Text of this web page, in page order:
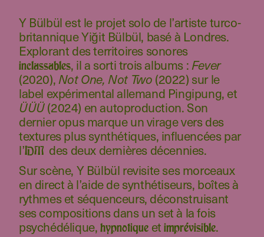
Y Bülbül est le projet solo de l’artiste turco-
britannique Yiğit Bülbül, basé à Londres.
Explorant des territoires sonores
inclassables, il a sorti trois albums :Fever
(2020),Not One, Not Two (2022) sur le
label expérimental allemand Pingipung, et
ÜÜÜ(2024) en autoproduction. Son
dernier opus marque un virage vers des
textures plus synthétiques, influencées par
l’IDM des deux dernières décennies.
Sur scène, Y Bülbül revisite ses morceaux
en direct à l’aide de synthétiseurs, boîtes à
rythmes et séquenceurs, déconstruisant
ses compositions dans un set à la fois
psychédélique, hypnotique etimprévisible.